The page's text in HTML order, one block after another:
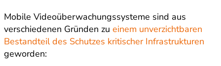
Mobile Videoüberwachungssysteme sind aus
verschiedenen Gründen zu einem unverzichtbaren
Bestandteil des Schutzes kritischer Infrastrukturen
geworden: